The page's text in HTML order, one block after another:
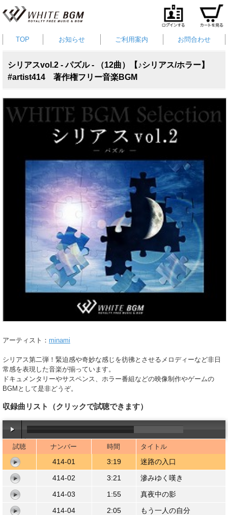
TOP お知らせ ご利用案内 お問合わせ
シリアスvol.2 - パズル - （12曲）【♪シリアス/ホラー】
#artist414 著作権フリー音楽BGM
アーティスト： minami
シリアス第二弾！緊迫感や奇妙な感じを彷彿とさせるメロディーなど非日
常感を表現した音楽が揃っています。
ドキュメンタリーやサスペンス、ホラー番組などの映像制作やゲームの
BGMとして是非どうぞ。
収録曲リスト （クリックで試聴できます）
/03:18
試聴 ナンバー 時間 タイトル
414-01 3:19
迷路の入口
414-02
3:21
滲みゆく嘆き
414-03
1:55
真夜中の影
414-04
2:05
もう一人の自分